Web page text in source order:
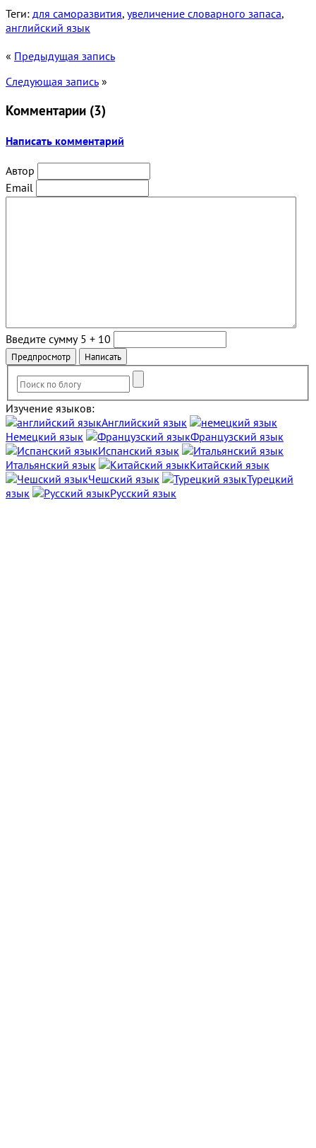
Теги: для саморазвития, увеличение словарного запаса,
английский язык
« Предыдущая запись
Следующая запись »
Комментарии (3)
Написать комментарий
Автор
Email
Введите сумму 5 + 10
Изучение языков:
Английский язык
Немецкий язык
Французский язык
Испанский язык
Итальянский язык
Китайский язык
Чешский язык
Турецкий
язык
Русский язык